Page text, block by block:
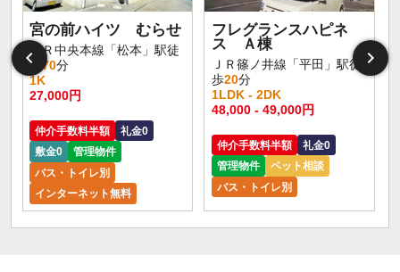
宮の前ハイツ むらせ
ＪＲ中央本線「松本」駅徒
歩
70分
1K
27,000円
仲介手数料半額
礼金0
敷金0
管理物件
バス・トイレ別
インターネット無料
フレグランスハピネ
ス Ａ棟
ＪＲ篠ノ井線「平田」駅徒
歩20分
1LDK - 2DK
48,000 - 49,000円
仲介手数料半額
礼金0
管理物件
ペット相談
バス・トイレ別